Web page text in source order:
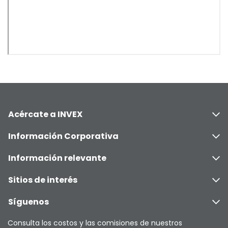
Acércate a INVEX
Información Corporativa
Información relevante
Sitios de interés
Síguenos
Consulta los costos y las comisiones de nuestros